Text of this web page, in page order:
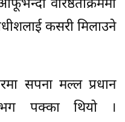
वरिष्ठताक्रममा
कसरी मिलाउने
सपना मल्ल प्रधान
पक्का थियो ।